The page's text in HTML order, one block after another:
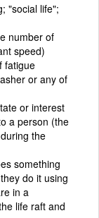
"social life";
number of
speed)
fatigue
or any of
or interest
a person (the
the
something
do it using
in a
life raft and